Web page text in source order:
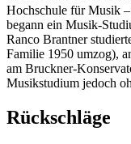
Hochschule für Musik
begann ein Musik-
Ranco Brantner
Familie 1950 umzog),
am Bruckner-
Musikstudium jedoch
Rückschläge